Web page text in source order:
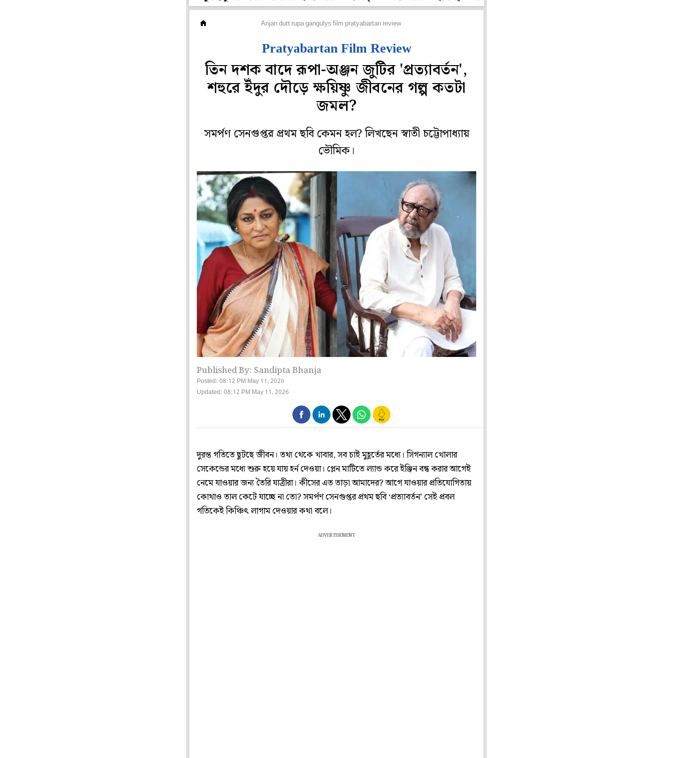
Anjan dutt rupa gangulys film pratyabartan review
Pratyabartan Film Review
তিন দশক বাদে রূপা-অঞ্জন জুটির 'প্রত্যাবর্তন',
শহুরে ইঁদুর দৌড়ে ক্ষয়িষ্ণু জীবনের গল্প কতটা
জমল?
সমর্পণ সেনগুপ্তর প্রথম ছবি কেমন হল? লিখছেন স্বাতী চট্টোপাধ্যায়
ভৌমিক।
Published By: Sandipta Bhanja
Posted: 08:12 PM May 11, 2026
Updated: 08:12 PM May 11, 2026
দুরন্ত গতিতে ছুটছে জীবন। তথ্য থেকে খাবার, সব চাই মুহূর্তের মধ্যে। সিগন্যাল খোলার
সেকেন্ডের মধ্যে শুরু হয়ে যায় হর্ন দেওয়া। প্লেন মাটিতে ল্যান্ড করে ইঞ্জিন বন্ধ করার আগেই
নেমে যাওয়ার জন্য তৈরি যাত্রীরা। কীসের এত তাড়া আমাদের? আগে যাওয়ার প্রতিযোগিতায়
কোথাও তাল কেটে যাচ্ছে না তো? সমর্পণ সেনগুপ্তর প্রথম ছবি ‘প্রত্যাবর্তন’ সেই প্রবল
গতিকেই কিঞ্চিৎ লাগাম দেওয়ার কথা বলে।
ADVERTISEMENT